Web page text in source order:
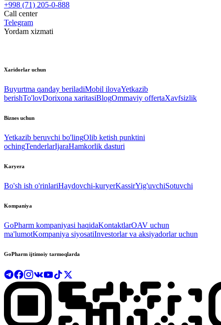
+998 (71) 205-0-888
Call center
Telegram
Yordam xizmati
Xaridorlar uchun
Buyurtma qanday beriladiMobil ilovaYetkazib
berishTo'lovDorixona xaritasiBlogOmmaviy offertaXavfsizlik
Biznes uchun
Yetkazib beruvchi bo'lingOlib ketish punktini
ochingTenderlarIjaraHamkorlik dasturi
Karyera
Bo'sh ish o'rinlariHaydovchi-kuryerKassirYig'uvchiSotuvchi
Kompaniya
GoPharm kompaniyasi haqidaKontaktlarOAV uchun
ma'lumotKompaniya siyosatiInvestorlar va aksiyadorlar uchun
GoPharm ijtimoiy tarmoqlarda